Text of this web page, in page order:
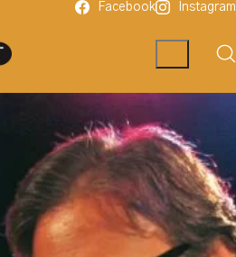
Facebook Instagram